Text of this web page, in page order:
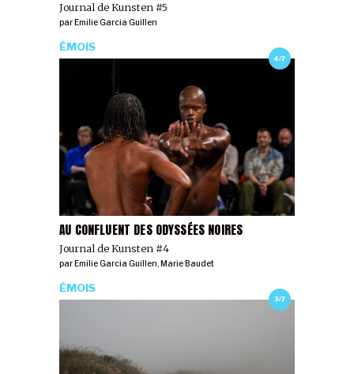
Journal de Kunsten #5
par Emilie Garcia Guillen
4/7
AU CONFLUENT DES ODYSSÉES NOIRES
Journal de Kunsten #4
ÉMOIS
parEmilie Garcia Guillen ,Marie Baudet
3/7
ÉMOIS